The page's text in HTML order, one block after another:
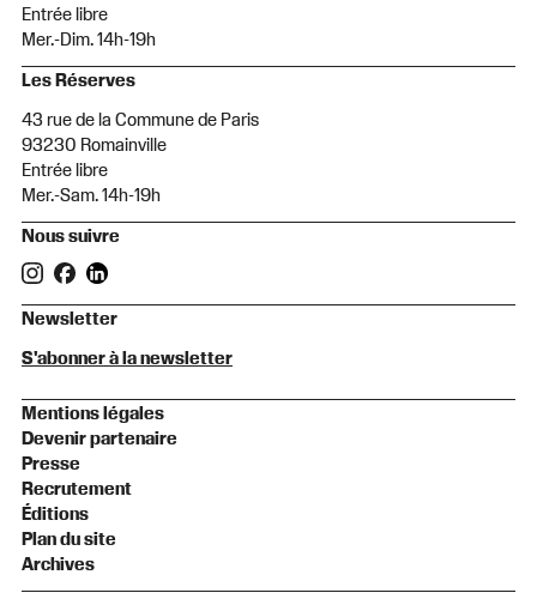
Entrée libre
Mer.-Dim. 14h-19h
Les Réserves
43 rue de la Commune de Paris
93230 Romainville
Entrée libre
Mer.-Sam. 14h-19h
Nous suivre
Newsletter
S'abonner à la newsletter
Mentions légales
Devenir partenaire
Presse
Recrutement
Éditions
Plan du site
Archives